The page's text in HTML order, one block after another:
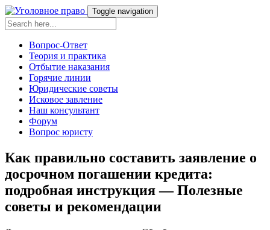
Toggle navigation
Вопрос-Ответ
Теория и практика
Отбытие наказания
Горячие линии
Юридические советы
Исковое завление
Наш консультант
Форум
Вопрос юристу
Как правильно составить заявление о
досрочном погашении кредита:
подробная инструкция — Полезные
советы и рекомендации